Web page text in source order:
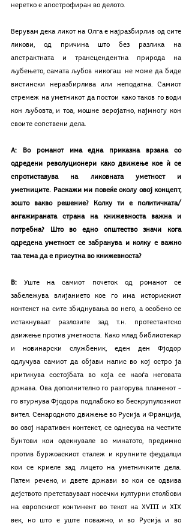
неретко е апострофиран во делото.
Верувам дека ликот на Олга е најразбирлив од сите
ликови, од причина што без разлика на
апстрактната и трансцендентна природа на
љубењето, самата љубов никогаш не може да биде
вистински неразбирлива или неподатна. Самиот
стремеж на уметникот да постои како таков го води
кон љубовта, и тоа, мошне веројатно, најмногу кон
своите сопствени дела.
А: Во романот има една приказна врзана со
одредени револуционери како движење кое ѝ се
спротиставува на ликовната уметност и
уметниците. Раскажи ми повеќе околу овој концепт,
зошто вакво решение? Колку ти е политичката/
ангажираната страна на книжевноста важна и
потребна? Што во едно општество значи кога
одредена уметност се забранува и колку е важно
таа тема да е присутна во книжевноста?
В: Уште на самиот почеток од романот се
забележува влијанието кое го има историскиот
контекст на сите збиднувања во него, а особено се
истакнуваат разлозите зад т.н. протестантско
движење против уметноста. Како млад библиотекар
и новинарски службеник, еден ден Фјодор
одлучува самиот да објави напис во кој остро ја
критикува состојбата во која се наоѓа неговата
држава. Ова дополнително го разгорува пламенот –
го втурнува Фјодора подлабоко во бескрупулозниот
вител. Сенародното движење во Русија и Франција,
во овој наративен контекст, се однесува на честите
бунтови кои одекнувале во минатото, предимно
против буржоаскиот сталеж и крупните феудалци
кои се криеле зад лицето на уметничките дела.
Патем речено, и двете држави во кои се одвива
дејството претставуваат носечки културни столбови
на европскиот континент во текот на XVIII и XIX
век, но што е уште поважно, и во Русија и во